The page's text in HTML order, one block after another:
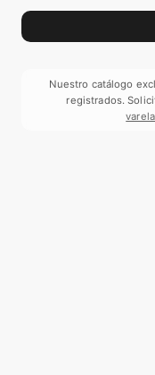
Nuestro catálogo
registrados.